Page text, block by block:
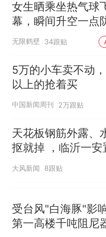
热
十
全部作
女生晒乘坐热气球
幕，瞬间升空一点
没有
无限鹤壁 34跟贴
5万的小车卖不动
以上的抢着买
中国新闻周刊 2万跟贴
天花板钢筋外露、
抠就掉 ，临沂一安
房半年即被鉴定存
大风新闻 8跟贴
受台风"白海豚"影
第一高楼千吨阻尼